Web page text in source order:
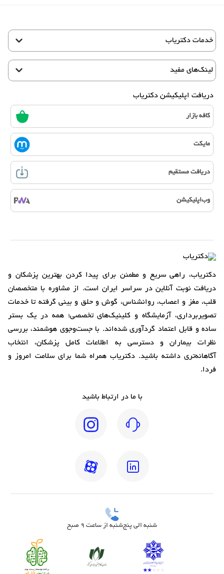
خدمات دکتریاب
لینک‌های مفید
دریافت اپلیکیشن دکتریاب
کافه بازار
مایکت
دریافت مستقیم
وب‌اپلیکیشن
دکتریاب، راهی سریع و مطمئن برای پیدا کردن بهترین پزشکان و
دریافت نوبت آنلاین در سراسر ایران است. از مشاوره با متخصصان
قلب، مغز و اعصاب، روانشناس، گوش و حلق و بینی گرفته تا خدمات
تصویربرداری، آزمایشگاه و کلینیک‌های تخصصی؛ همه در یک بستر
ساده و قابل اعتماد گردآوری شده‌اند. با جست‌وجوی هوشمند، بررسی
نظرات بیماران و دسترسی به اطلاعات کامل پزشکان، انتخاب
آگاهانه‌تری داشته باشید. دکتریاب همراه شما برای سلامت امروز و
فردا.
با ما در ارتباط باشید
شنبه الی پنج‌شنبه از ساعت 9 صبح